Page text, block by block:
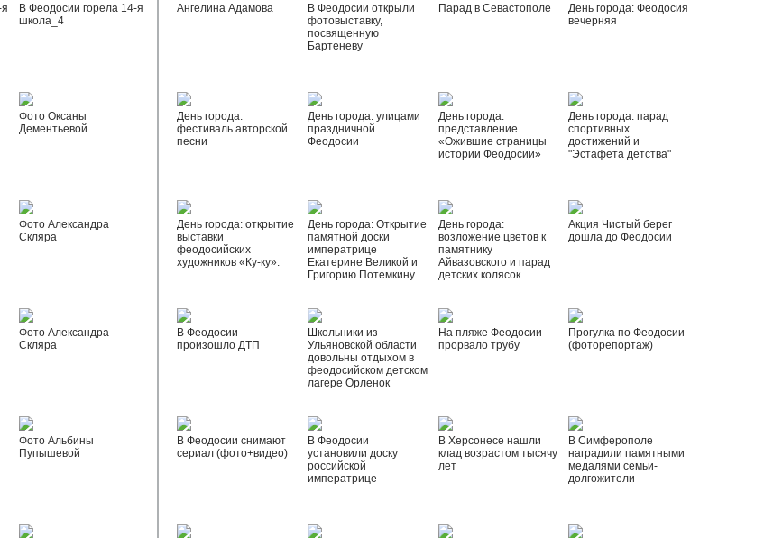
В Феодосии горела 14-я
школа_4
Фото Оксаны
Дементьевой
Фото Александра
Скляра
Фото Александра
Скляра
Фото Альбины
Пупышевой
Ангелина Адамова
В Феодосии открыли
фотовыставку,
посвященную
Бартеневу
Парад в Севастополе
День города: Феодосия
вечерняя
День города:
фестиваль авторской
песни
День города: улицами
праздничной
Феодосии
День города:
представление
«Ожившие страницы
истории Феодосии»
День города: парад
спортивных
достижений и
"Эстафета детства"
День города: открытие
выставки
феодосийских
художников «Ку-ку».
День города: Открытие
памятной доски
императрице
Екатерине Великой и
Григорию Потемкину
День города:
возложение цветов к
памятнику
Айвазовского и парад
детских колясок
Акция Чистый берег
дошла до Феодосии
В Феодосии
произошло ДТП
Школьники из
Ульяновской области
довольны отдыхом в
феодосийском детском
лагере Орленок
На пляже Феодосии
прорвало трубу
Прогулка по Феодосии
(фоторепортаж)
В Феодосии снимают
сериал (фото+видео)
В Феодосии
установили доску
российской
императрице
В Херсонесе нашли
клад возрастом тысячу
лет
В Симферополе
наградили памятными
медалями семьи-
долгожители